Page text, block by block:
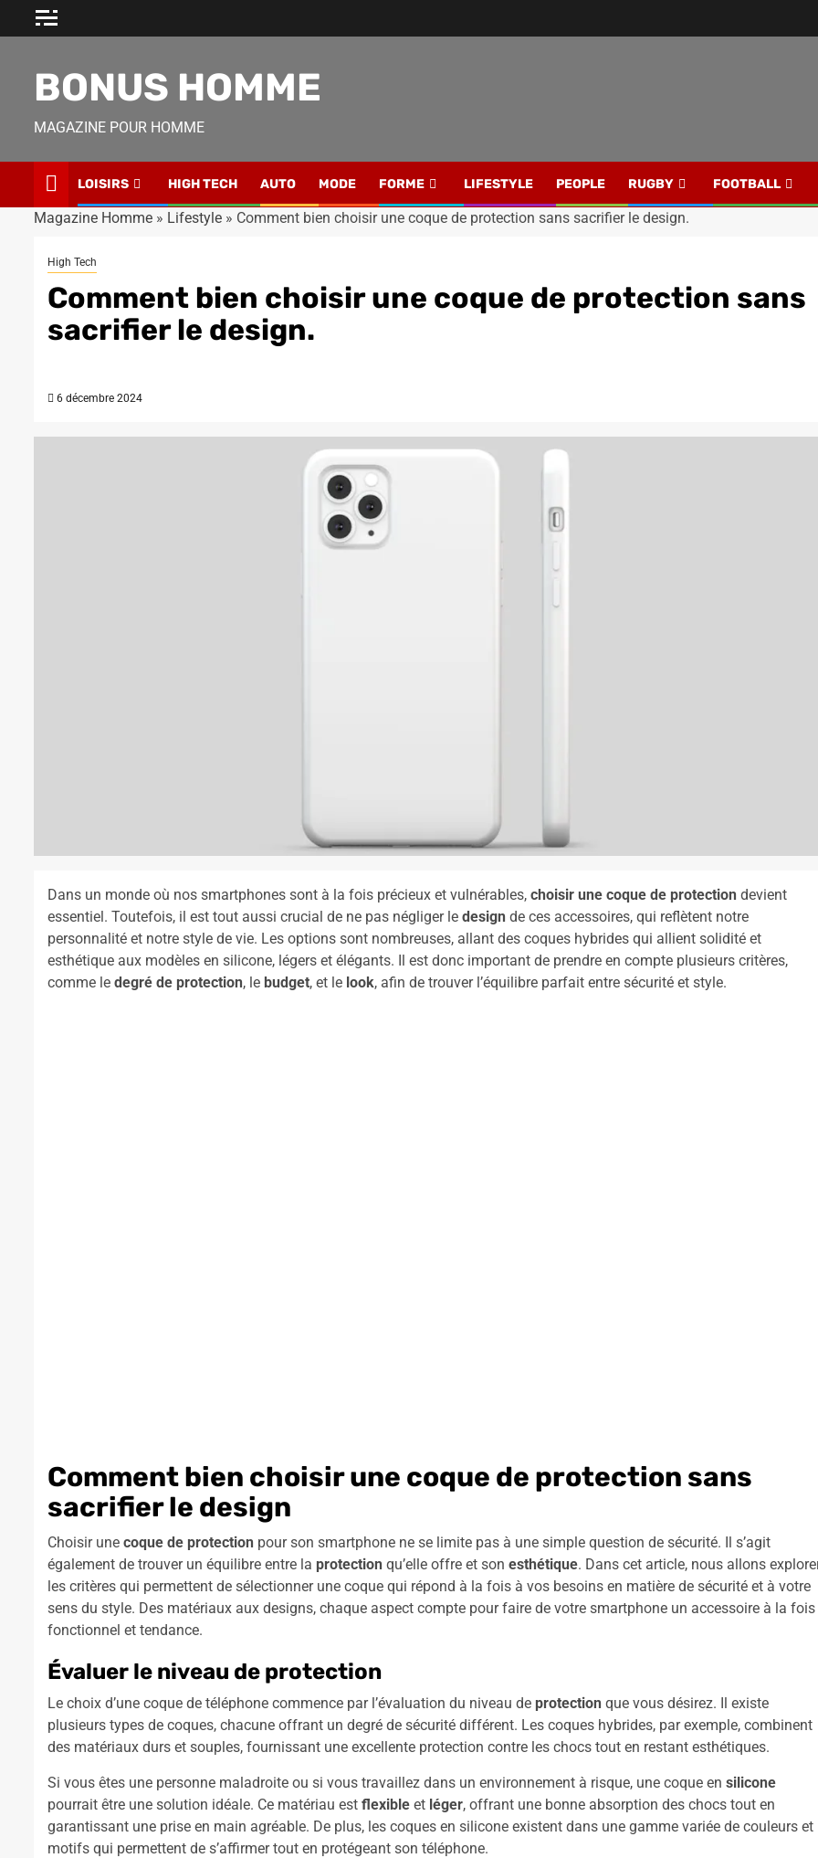
BONUS HOMME
MAGAZINE POUR HOMME
LOISIRS HIGH TECH AUTO MODE FORME LIFESTYLE PEOPLE RUGBY FOOTBALL
Magazine Homme » Lifestyle » Comment bien choisir une coque de protection sans sacrifier le design.
High Tech
Comment bien choisir une coque de protection sans
sacrifier le design.
6 décembre 2024
Dans un monde où nos smartphones sont à la fois précieux et vulnérables, choisir une coque de protection devient
essentiel. Toutefois, il est tout aussi crucial de ne pas négliger le design de ces accessoires, qui reflètent notre
personnalité et notre style de vie. Les options sont nombreuses, allant des coques hybrides qui allient solidité et
esthétique aux modèles en silicone, légers et élégants. Il est donc important de prendre en compte plusieurs critères,
comme le degré de protection, le budget, et le look, afin de trouver l’équilibre parfait entre sécurité et style.
Comment bien choisir une coque de protection sans
sacrifier le design
Choisir une coque de protection pour son smartphone ne se limite pas à une simple question de sécurité. Il s’agit
également de trouver un équilibre entre la protection qu’elle offre et son esthétique. Dans cet article, nous allons
les critères qui permettent de sélectionner une coque qui répond à la fois à vos besoins en matière de sécurité et à votre
sens du style. Des matériaux aux designs, chaque aspect compte pour faire de votre smartphone un accessoire à la fois
fonctionnel et tendance.
Évaluer le niveau de protection
Le choix d’une coque de téléphone commence par l’évaluation du niveau de protection que vous désirez. Il existe
plusieurs types de coques, chacune offrant un degré de sécurité différent. Les coques hybrides, par exemple, combinent
des matériaux durs et souples, fournissant une excellente protection contre les chocs tout en restant esthétiques.
Si vous êtes une personne maladroite ou si vous travaillez dans un environnement à risque, une coque en silicone
pourrait être une solution idéale. Ce matériau est flexible et léger, offrant une bonne absorption des chocs tout en
garantissant une prise en main agréable. De plus, les coques en silicone existent dans une gamme variée de couleurs et
motifs qui permettent de s’affirmer tout en protégeant son téléphone.